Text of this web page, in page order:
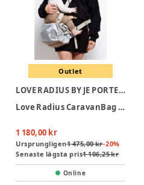
Outlet
LOVE RADIUS BY JE PORTE MON BEBÉ
Love Radius CaravanBag - Grey
1 180,00 kr
Ursprungligen1 475,00 kr-20%
Senaste lägsta pris1 106,25 kr
Online